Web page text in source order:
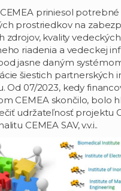
priniesol
prostriedkov na
zdrojov, kvality
riadenia a vedeckej
jasne daným
šiestich partnerských
Od 07/2023, kedy
CEMEA skončilo, bolo
udržateľnosť projektu
CEMEA SAV, v.v.i..